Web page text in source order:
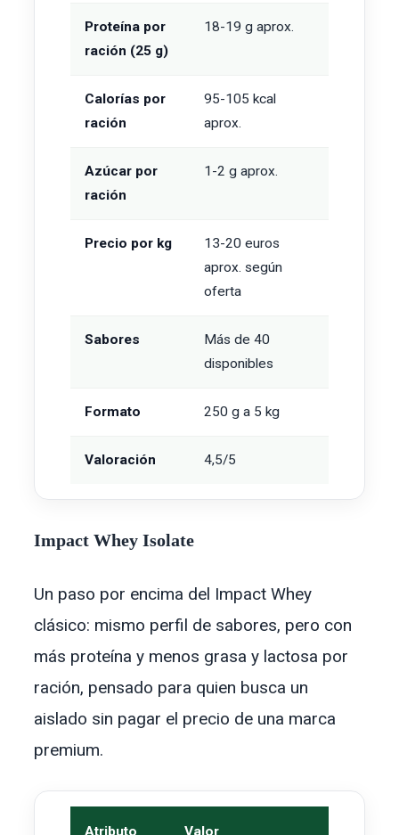
Proteína por
ración (25 g)
18-19 g aprox.
Calorías por
ración
95-105 kcal
aprox.
Azúcar por
ración
1-2 g aprox.
Precio por kg
13-20 euros
aprox. según
oferta
Sabores
Más de 40
disponibles
Formato 250 g a 5 kg
Valoración 4,5/5
Impact Whey Isolate
Un paso por encima del Impact Whey
clásico: mismo perfil de sabores, pero con
más proteína y menos grasa y lactosa por
ración, pensado para quien busca un
aislado sin pagar el precio de una marca
premium.
Atributo Valor